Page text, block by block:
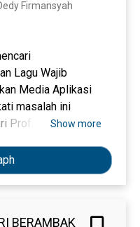
Firmansyah
Lagu Wajib
Media Aplikasi
masalah ini
Prof. Dr. Sugiyono
Sibelius 7.1.2
secara rinci di
media yang
Show more
BERAMBAK